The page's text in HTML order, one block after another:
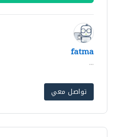
fatma
...
تواصل معي